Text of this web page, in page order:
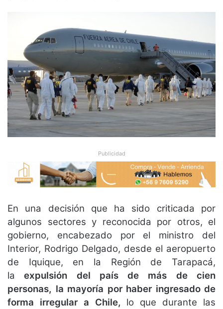
Publicidad
En una decisión que ha sido criticada por
algunos sectores y reconocida por otros, el
gobierno, encabezado por el ministro del
Interior, Rodrigo Delgado, desde el aeropuerto
de Iquique, en la Región de Tarapacá,
laexpulsión del país de más de cien
personas, la mayoría por haber ingresado de
forma irregular a Chile, lo que durante las